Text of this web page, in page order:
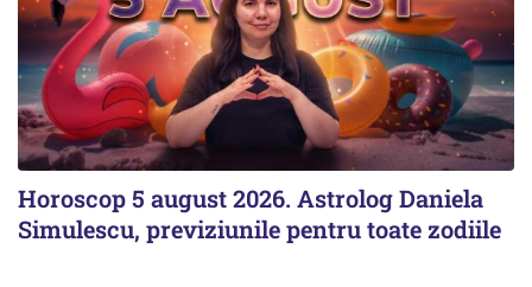
Horoscop 5 august 2026. Astrolog Daniela
Simulescu, previziunile pentru toate zodiile